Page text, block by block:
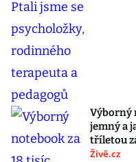
Výborný
jemný a
tříletou
Živě.cz